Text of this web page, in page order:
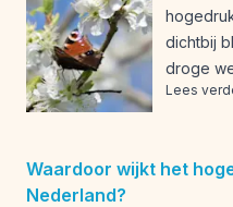
Weeroverzichten
Weersverwachting
Weerverleden
dichtbij
droge
Lees
Waardoor wijkt het
Nederland?